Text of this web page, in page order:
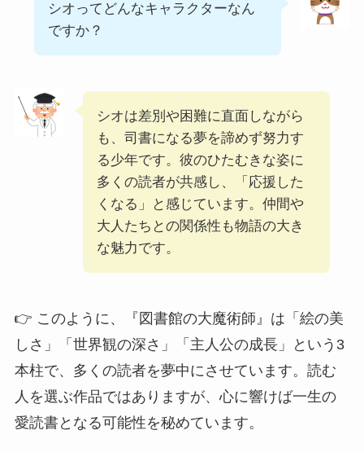
シオってどんなキャラクターなん
ですか？
シオは差別や困難に直面しながら
も、司書になる夢を諦めず努力す
る少年です。彼のひたむきな姿に
多くの読者が共感し、「応援した
くなる」と感じています。仲間や
大人たちとの関係性も物語の大き
な魅力です。
👉 このように、『図書館の大魔術師』は「絵の美
しさ」「世界観の深さ」「主人公の成長」という3
本柱で、多くの読者を夢中にさせています。読む
人を選ぶ作品ではありますが、心に響けば一生の
愛読書となる可能性を秘めています。